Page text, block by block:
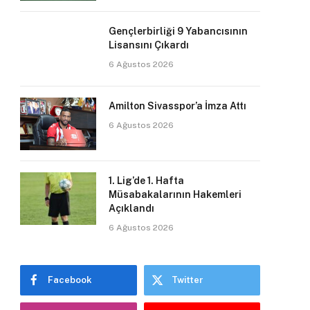
Gençlerbirliği 9 Yabancısının
Lisansını Çıkardı
6 Ağustos 2026
Amilton Sivasspor’a İmza Attı
6 Ağustos 2026
1. Lig’de 1. Hafta
Müsabakalarının Hakemleri
Açıklandı
6 Ağustos 2026
Facebook Twitter